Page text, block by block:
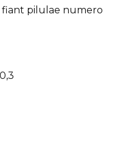
pilulae numero